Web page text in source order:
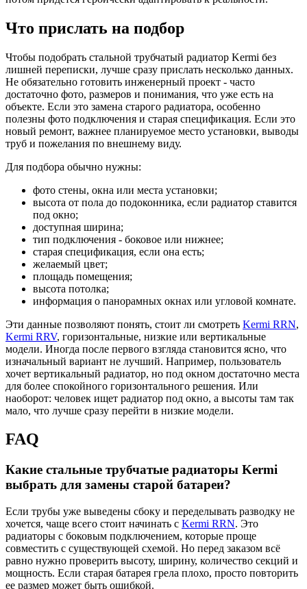
Что прислать на подбор
Чтобы подобрать стальной трубчатый радиатор Kermi без
лишней переписки, лучше сразу прислать несколько данных.
Не обязательно готовить инженерный проект - часто
достаточно фото, размеров и понимания, что уже есть на
объекте. Если это замена старого радиатора, особенно
полезны фото подключения и старая спецификация. Если это
новый ремонт, важнее планируемое место установки, выводы
труб и пожелания по внешнему виду.
Для подбора обычно нужны:
фото стены, окна или места установки;
высота от пола до подоконника, если радиатор ставится
под окно;
доступная ширина;
тип подключения - боковое или нижнее;
старая спецификация, если она есть;
желаемый цвет;
площадь помещения;
высота потолка;
информация о панорамных окнах или угловой комнате.
Эти данные позволяют понять, стоит ли смотреть Kermi RRN,
Kermi RRV, горизонтальные, низкие или вертикальные
модели. Иногда после первого взгляда становится ясно, что
изначальный вариант не лучший. Например, пользователь
хочет вертикальный радиатор, но под окном достаточно места
для более спокойного горизонтального решения. Или
наоборот: человек ищет радиатор под окно, а высоты там так
мало, что лучше сразу перейти в низкие модели.
FAQ
Какие стальные трубчатые радиаторы Kermi
выбрать для замены старой батареи?
Если трубы уже выведены сбоку и переделывать разводку не
хочется, чаще всего стоит начинать с Kermi RRN. Это
радиаторы с боковым подключением, которые проще
совместить с существующей схемой. Но перед заказом всё
равно нужно проверить высоту, ширину, количество секций и
мощность. Если старая батарея грела плохо, просто повторить
ее размер может быть ошибкой.